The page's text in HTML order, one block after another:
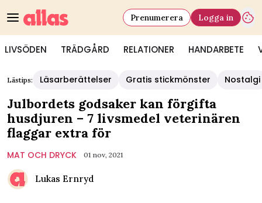
LIVSÖDEN TRÄDGÅRD RELATIONER HANDARBETE
Prenumerera Logga in
Lästips: Läsarberättelser Gratis stickmönster Nostalgi
Julbordets godsaker kan förgifta
husdjuren – 7 livsmedel veterinären
flaggar extra för
MAT OCH DRYCK 01 nov, 2021
Lukas Ernryd